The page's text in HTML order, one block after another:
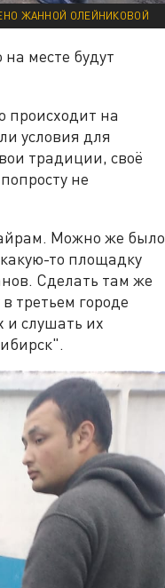
ЖАННОЙ ОЛЕЙНИКОВОЙ
месте будут
происходит на
условия для
традиции, своё
не
Можно же было
то площадку
Сделать там же
третьем городе
слушать их